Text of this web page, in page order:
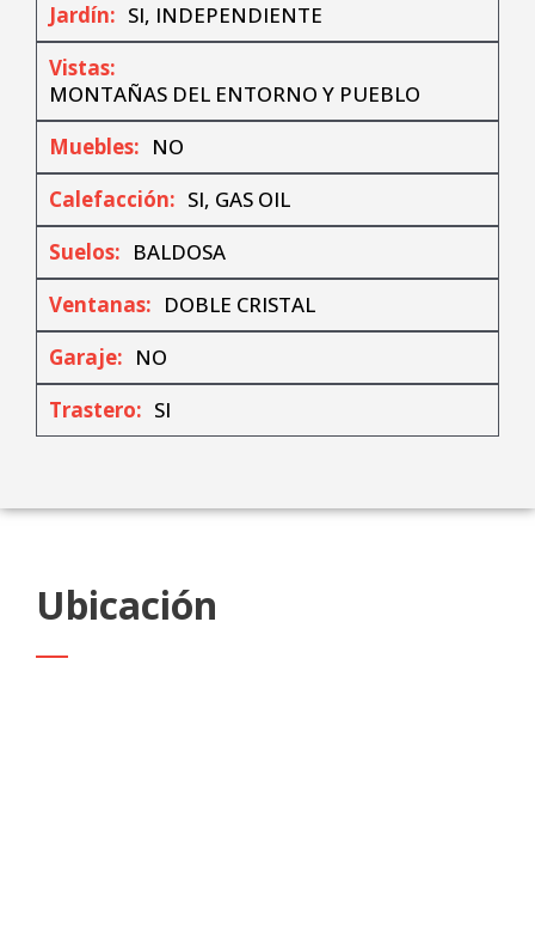
Jardín: SI, INDEPENDIENTE
Vistas:
MONTAÑAS DEL ENTORNO Y PUEBLO
Muebles: NO
Calefacción: SI, GAS OIL
Suelos: BALDOSA
Ventanas: DOBLE CRISTAL
Garaje: NO
Trastero: SI
Ubicación